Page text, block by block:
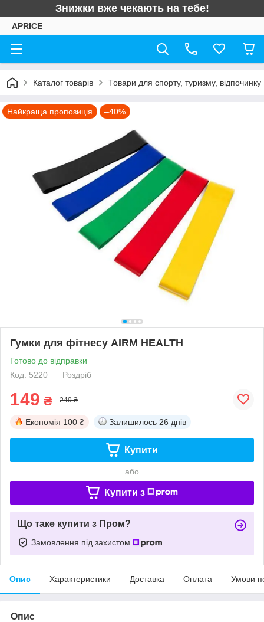
Знижки вже чекають на тебе!
APRICE
Каталог товарів Товари для спорту, туризму, відпочинку
Найкраща пропозиція –40%
Гумки для фітнесу AIRM HEALTH
Готово до відправки
Код: 5220
Роздріб
149 ₴ 249 ₴
Економія 100 ₴ Залишилось 26 днів
Купити
або
Купити з
Що таке купити з Пром?
Замовлення під захистом
Опис Характеристики Доставка Оплата Умови
Опис